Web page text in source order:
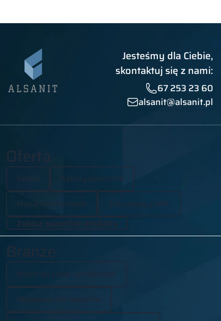
Jesteśmy dla Ciebie,
skontaktuj się z nami:
67 253 23 60
alsanit@alsanit.pl
Oferta
Kabiny sanitarne
Meble kontraktowe
Zobacz wszystkie produkty
Branże
Meble do szkół i przedszkoli
Wyposażenie basenów